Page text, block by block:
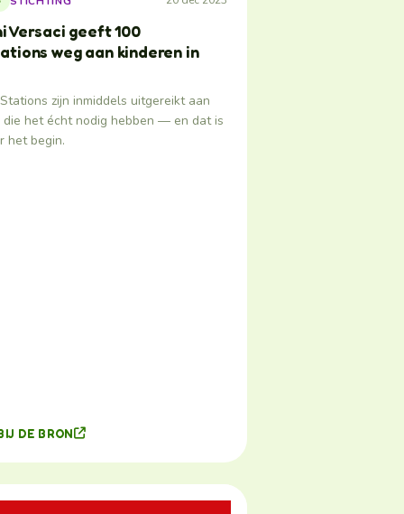
Versaci geeft 100
weg aan kinderen in
zijn inmiddels uitgereikt aan
die het écht nodig hebben — en dat is
het begin.
DE BRON